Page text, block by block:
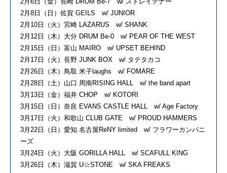
2月8日（日）佐賀 GEILS w/ JUNIOR
2月10日（火）宮崎 LAZARUS w/ SHANK
2月12日（木）大分 DRUM Be-0 w/ PEAR OF THE WEST
2月15日（日）富山 MAIRO w/ UPSET BEHIND
2月17日（火）長野 JUNK BOX w/ タテタカコ
2月26日（木）鳥取 米子laughs w/ FOMARE
2月28日（土）山口 周南RISING HALL w/ the band apart
3月13日（金）福井 CHOP w/ KOTORI
3月15日（日）奈良 EVANS CASTLE HALL w/ Age Factory
3月17日（火）和歌山 CLUB GATE w/ PROUD HAMMERS
3月22日（日）愛知 名古屋ReNY limited w/ フラワーカンパニ
ーズ
3月24日（火）大阪 GORILLA HALL w/ SCAFULL KING
3月26日（木）滋賀 U☆STONE w/ SKA FREAKS